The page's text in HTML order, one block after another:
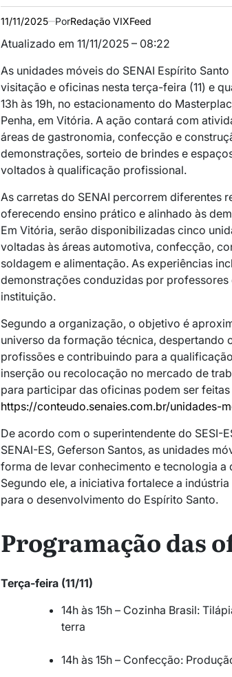
11/11/2025 PorRedação VIXFeed
Atualizado em 11/11/2025 – 08:22
As unidades móveis do SENAI Espírito
visitação e oficinas nesta terça-feira (11) e
13h às 19h, no estacionamento do
Penha, em Vitória. A ação contará com
áreas de gastronomia, confecção e
demonstrações, sorteio de brindes e
voltados à qualificação profissional.
As carretas do SENAI percorrem diferentes
oferecendo ensino prático e alinhado às
Em Vitória, serão disponibilizadas cinco
voltadas às áreas automotiva, confecção,
soldagem e alimentação. As experiências
demonstrações conduzidas por professores
instituição.
Segundo a organização, o objetivo é
universo da formação técnica, despertando
profissões e contribuindo para a
inserção ou recolocação no mercado de
para participar das oficinas podem ser
https://conteudo.senaies.com.br/unidades-
De acordo com o superintendente do SESI-
SENAI-ES, Geferson Santos, as unidades
forma de levar conhecimento e tecnologia a
Segundo ele, a iniciativa fortalece a
para o desenvolvimento do Espírito Santo.
Programação das
Terça-feira (11/11)
14h às 15h – Cozinha Brasil:
terra
14h às 15h – Confecção: